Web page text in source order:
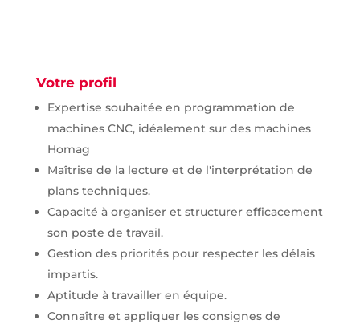
Votre profil
Expertise souhaitée en programmation de
machines CNC, idéalement sur des machines
Homag
Maîtrise de la lecture et de l'interprétation de
plans techniques.
Capacité à organiser et structurer efficacement
son poste de travail.
Gestion des priorités pour respecter les délais
impartis.
Aptitude à travailler en équipe.
Connaître et appliquer les consignes de